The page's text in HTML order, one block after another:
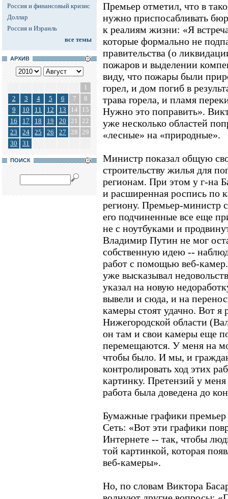
Россия и финансовый кризис
Доллар
Россия и Израиль
все темы
АРХИВ
1
2
3 4 5 6 7
8
9
10 11 12 13 14
15
16
17 18 19 20 21
22
23
24 25 26 27 28 29
30
31
ПОИСК
Премьер отметил, что в
нужно приспосабливать
к реалиям жизни: «Я
которые формально не
правительства (о
пожаров и выделении
виду, что пожары были
горел, и дом погиб в
трава горела, и пламя
Нужно это поправить».
уже несколько областей
«лесные» на «природные».
Министр показал общую
строительству жилья для
регионам. При этом у г-на
и расширенная роспись по
региону. Премьер-министр
его подчиненные все еще
не с ноутбуками и
Владимир Путин не мог
собственную идею --
работ с помощью веб-камер.
уже высказывал
указал на новую
вывели и сюда, и на
камеры стоят удачно. Вот я
Нижегородской области
он там и свои камеры еще
перемещаются. У меня на
чтобы было. И мы, и
контролировать ход этих
картинку. Претензий у
работа была доведена до
Бумажные графики премьер
Сеть: «Вот эти графики
Интернете -- так, чтобы
той картинкой, которая
веб-камеры».
Но, по словам Виктора